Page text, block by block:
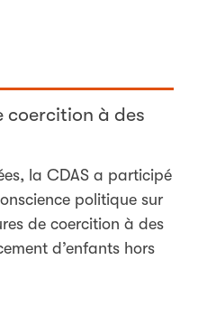
coercition à des
la CDAS a participé
politique sur
de coercition à des
d’enfants hors